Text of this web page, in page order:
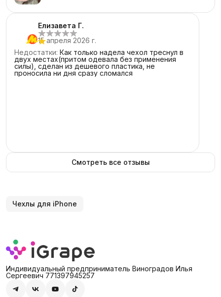
Елизавета Г.
15 апреля 2026 г.
Недостатки: Как только надела чехол треснул в
двух местах(притом одевала без применения
силы), сделан из дешевого пластика, не
проносила ни дня сразу сломался
Смотреть все отзывы
Чехлы для iPhone
Индивидуальный предприниматель Виноградов Илья
Сергеевич 771397945257